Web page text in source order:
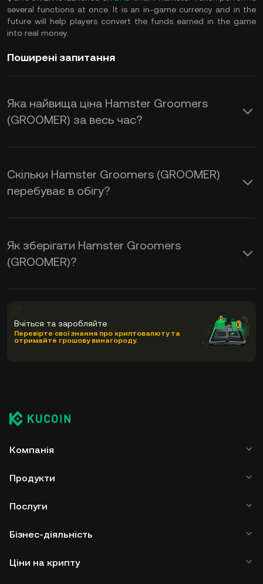
several functions at once. It is an in-game currency and in the
future will help players convert the funds earned in the game
into real money.
Поширені запитання
Яка найвища ціна Hamster Groomers
(GROOMER) за весь час?
Скільки Hamster Groomers (GROOMER)
перебуває в обігу?
Як зберігати Hamster Groomers
(GROOMER)?
Вчіться та заробляйте
Перевірте свої знання про криптовалюту та
отримайте грошову винагороду.
Компанія
Продукти
Послуги
Бізнес-діяльність
Ціни на крипту